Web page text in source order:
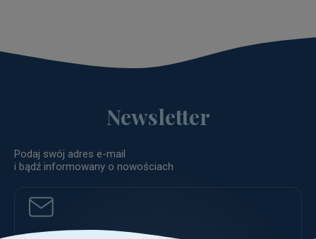
Newsletter
Podaj swój adres e-mail
i bądź informowany o nowościach